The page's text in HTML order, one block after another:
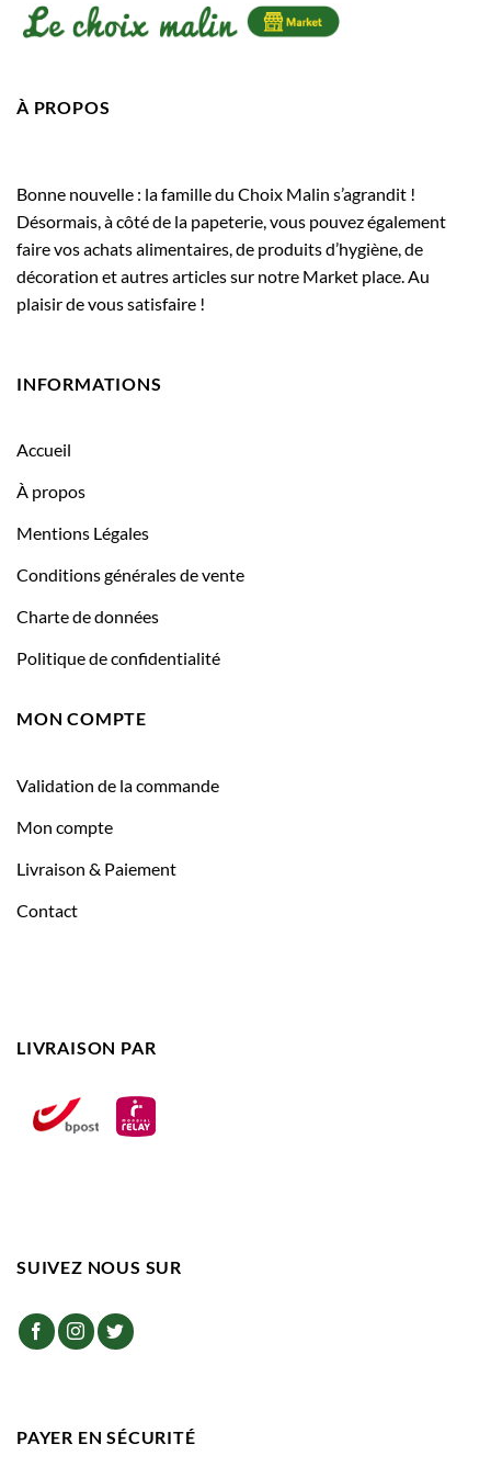
À PROPOS
Bonne nouvelle : la famille du Choix Malin s’agrandit !
Désormais, à côté de la papeterie, vous pouvez également
faire vos achats alimentaires, de produits d’hygiène, de
décoration et autres articles sur notre Market place. Au
plaisir de vous satisfaire !
INFORMATIONS
Accueil
À propos
Mentions Légales
Conditions générales de vente
Charte de données
Politique de confidentialité
MON COMPTE
Validation de la commande
Mon compte
Livraison & Paiement
Contact
LIVRAISON PAR
SUIVEZ NOUS SUR
PAYER EN SÉCURITÉ